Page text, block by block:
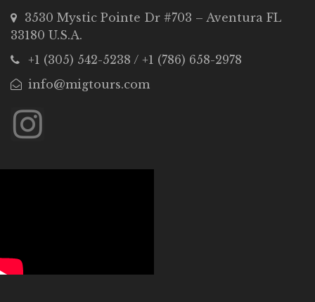
3530 Mystic Pointe Dr #703 – Aventura FL
33180 U.S.A.
+1 (305) 542-5238 / +1 (786) 658-2978
info@migtours.com